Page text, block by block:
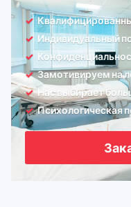
Индивидуальный
Замотивируем на
Нас выбирает
Психологическая